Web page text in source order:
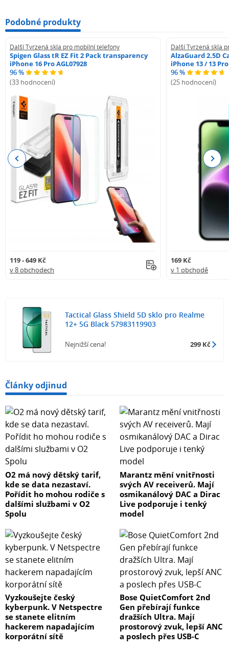
Podobné produkty
Další Tvrzená skla pro mobilní telefony
Spigen Glass tR EZ Fit 2 Pack transparency
iPhone 16 Pro AGL07928
96 %
(33 hodnocení)
119 - 649 Kč
v 8 obchodech
Další Tvrzená skla
AlzaGuard 2.5D
iPhone 13 / 13 Pro
96 %
(25 hodnocení)
169 Kč
v 1 obchodě
Previous Next
Tactical Glass Shield 5D sklo pro Realme
12+ 5G Black 57983119903
Nejnižší cena! 299 Kč
Články odjinud
O2 má nový dětský tarif,
kde se data nezastaví.
Pořídit ho mohou rodiče s
dalšími službami v O2
Spolu
Marantz mění vnitřnosti
svých AV receiverů. Mají
osmikanálový DAC a Dirac
Live podporuje i tenký
model
Vyzkoušejte český
kyberpunk. V Netspectre
se stanete elitním
hackerem napadajícím
korporátní sítě
Bose QuietComfort 2nd
Gen přebírají funkce
dražších Ultra. Mají
prostorový zvuk, lepší ANC
a poslech přes USB-C